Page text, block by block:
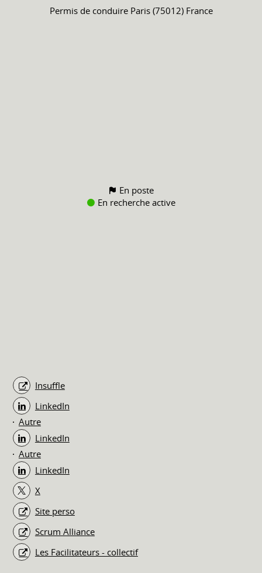
Permis de conduire Paris (75012) France
En poste
En recherche active
Insuffle
LinkedIn
Autre
LinkedIn
Autre
LinkedIn
X
Site perso
Scrum Alliance
Les Facilitateurs - collectif